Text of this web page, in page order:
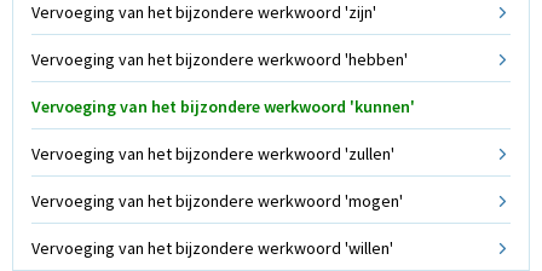
Vervoeging van het bijzondere werkwoord 'zijn'
Vervoeging van het bijzondere werkwoord 'hebben'
Vervoeging van het bijzondere werkwoord 'kunnen'
Vervoeging van het bijzondere werkwoord 'zullen'
Vervoeging van het bijzondere werkwoord 'mogen'
Vervoeging van het bijzondere werkwoord 'willen'